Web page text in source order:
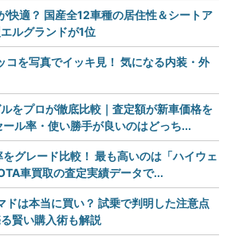
快適？ 国産全12車種の居住性＆シートア
ルグランドが1位
コを写真でイッキ見！ 気になる内装・外
をプロが徹底比較｜査定額が新車価格を
ル率・使い勝手が良いのはどっち...
グレード比較！ 最も高いのは「ハイウェ
車買取の査定実績データで...
ドは本当に買い？ 試乗で判明した注意点
賢い購入術も解説